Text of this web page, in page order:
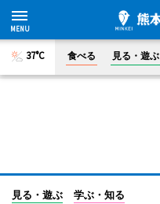
37°C 食べる 見る・遊ぶ
見る・遊ぶ 学ぶ・知る